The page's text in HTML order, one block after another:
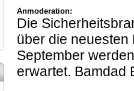
Anmoderation:
Die
über die neuesten
September
erwartet. Bamdad